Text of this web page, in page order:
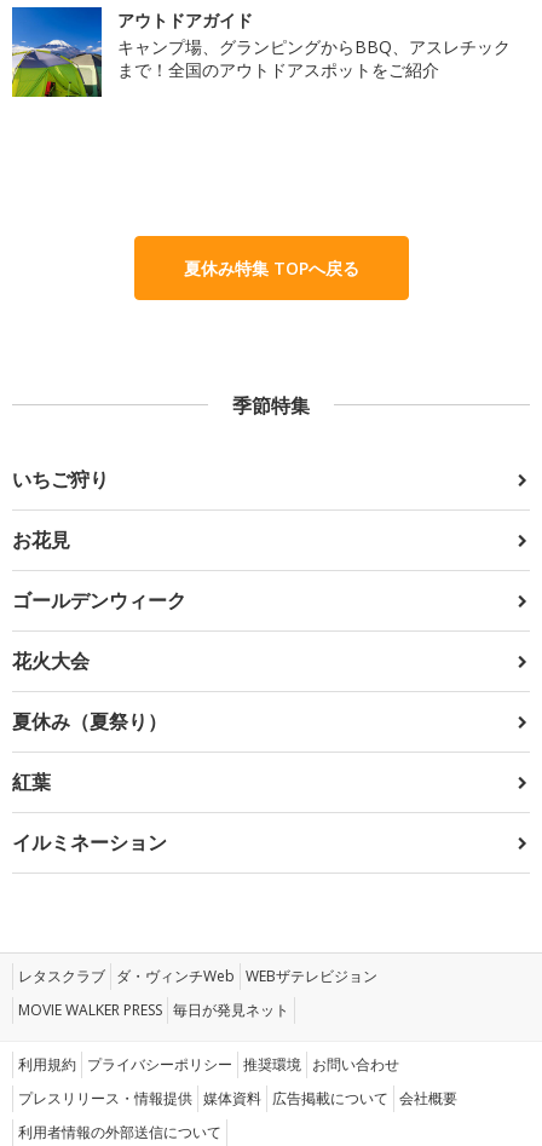
アウトドアガイド
キャンプ場、グランピングからBBQ、アスレチック
まで！全国のアウトドアスポットをご紹介
夏休み特集 TOPへ戻る
季節特集
いちご狩り
お花見
ゴールデンウィーク
花火大会
夏休み（夏祭り）
紅葉
イルミネーション
レタスクラブ ダ・ヴィンチWeb WEBザテレビジョン
MOVIE WALKER PRESS 毎日が発見ネット
利用規約 プライバシーポリシー 推奨環境 お問い合わせ
プレスリリース・情報提供 媒体資料 広告掲載について 会社概要
利用者情報の外部送信について